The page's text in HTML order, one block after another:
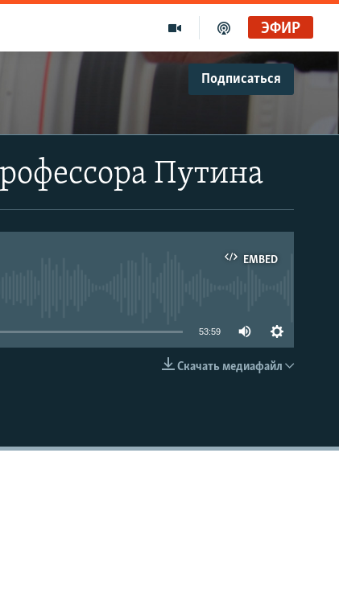
ЭФИР
Подписаться
Путина
EMBED
EMBED
53:59
Скачать медиафайл